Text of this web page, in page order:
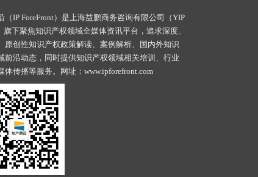
（IP ForeFront）是上海益鹏商务咨询有限公司（YIP
旗下聚焦知识产权领域全媒体资讯平台，追求深度、
原创性知识产权政策解读、案例解析、国内外知识
前沿动态，同时提供知识产权领域相关培训、行业
体传播等服务。网址： www.ipforefront.com